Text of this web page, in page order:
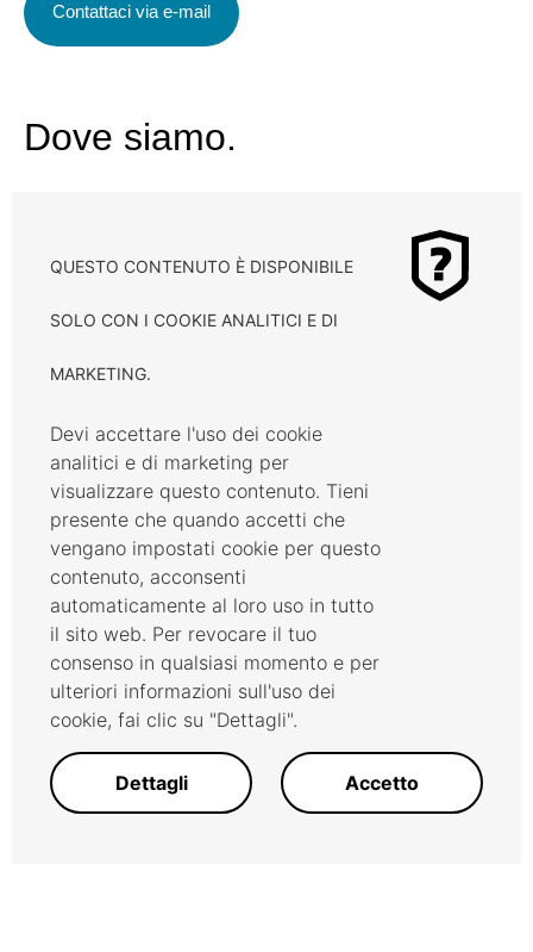
Contattaci via e-mail
Dove siamo.
QUESTO CONTENUTO È DISPONIBILE
SOLO CON I COOKIE ANALITICI E DI
MARKETING.
Devi accettare l'uso dei cookie
analitici e di marketing per
visualizzare questo contenuto. Tieni
presente che quando accetti che
vengano impostati cookie per questo
contenuto, acconsenti
automaticamente al loro uso in tutto
il sito web. Per revocare il tuo
consenso in qualsiasi momento e per
ulteriori informazioni sull'uso dei
cookie, fai clic su "Dettagli".
Dettagli Accetto